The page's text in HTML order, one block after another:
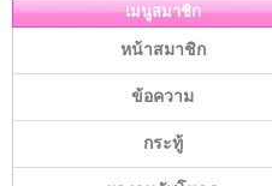
เมนูสมาชิก
หน้าสมาชิก
ข้อความ
กระทู้